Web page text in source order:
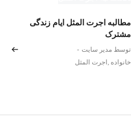
مطالبه اجرت المثل ایام زندگی
مشترک
توسط مدیر سایت -
اجرت المثل , خانواده